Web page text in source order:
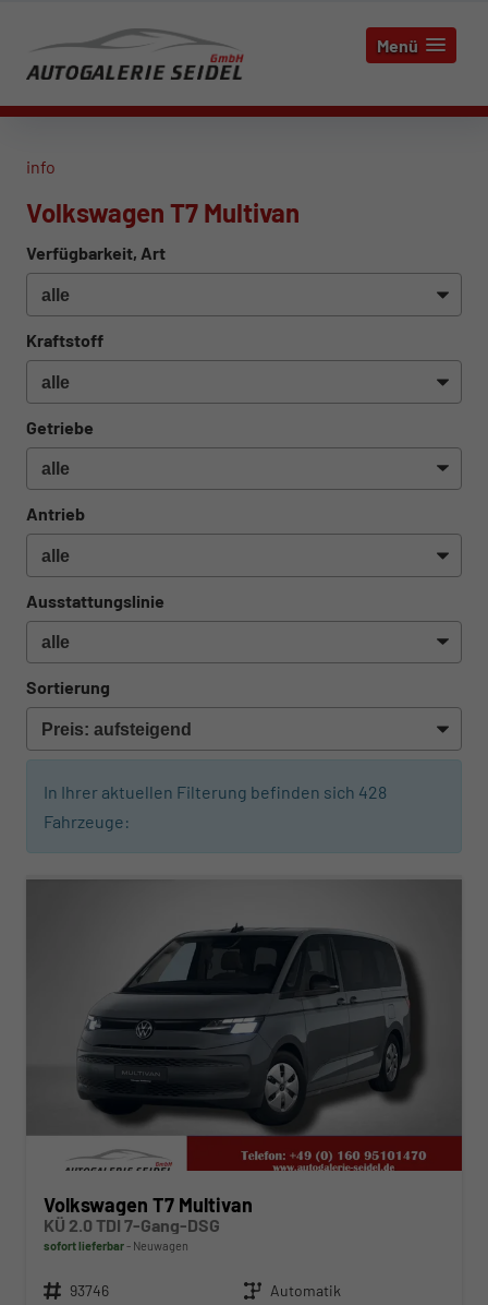
Menü
info
Volkswagen T7 Multivan
Verfügbarkeit, Art
Kraftstoff
Getriebe
Antrieb
Ausstattungslinie
Sortierung
In Ihrer aktuellen Filterung befinden sich 428
Fahrzeuge:
ab 474,– € mtl.
Volkswagen T7 Multivan
KÜ 2.0 TDI 7-Gang-DSG
sofort lieferbar Neuwagen
Fahrzeugnr. 93746 Getriebe Automatik